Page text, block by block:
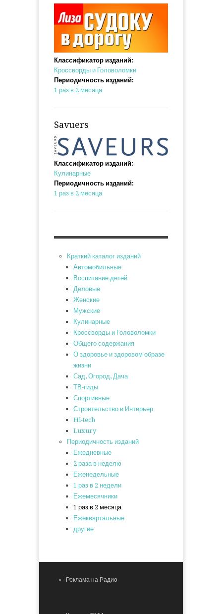
Классификатор изданий:
Кроссворды и Головоломки
Периодичность изданий:
1 раз в 2 месяца
Savuers
Классификатор изданий:
Кулинарные
Периодичность изданий:
1 раз в 2 месяца
Краткий каталог изданий
Автомобильные
Воспитание детей
Деловые
Женские
Мужские
Кулинарные
Кроссворды и Головоломки
Общего содержания
О здоровье и здоровом образе
жизни
Сад, Огород, Дача
ТВ-гиды
Спортивные
Строительство и Интерьер
Hi-tech
Luxury
Периодичность изданий
Ежедневные
2 раза в неделю
Еженедельные
1 раз в 2 недели
Ежемесячники
1 раз в 2 месяца
Ежеквартальные
другие
Реклама на Радио